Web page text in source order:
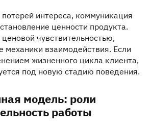
потерей интереса, коммуникация
ценности продукта.
ценовой чувствительностью,
механики взаимодействия. Если
жизненного цикла клиента,
под новую стадию поведения.
модель: роли
работы